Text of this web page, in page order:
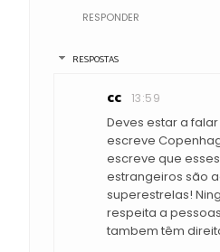
RESPONDER
RESPOSTAS
cc 13:59
Deves estar a
escreve
escreve que
estrangeiros são
superestrelas!
respeita a
tambem têm